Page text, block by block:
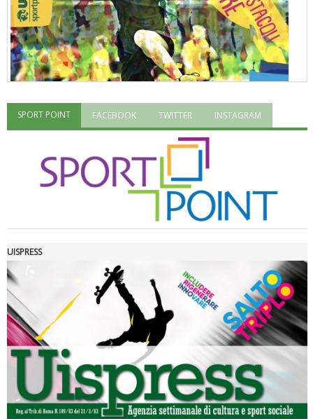
"Superare gli ostacoli": la relazione di Tiziano Pesce al CN Uisp
Luglio 2026: "Pensando con i piedi, si possono fare le
rivoluzioni"
SPORT POINT FACEBOOK TWITTER INSTAGRAM
UISPRESS